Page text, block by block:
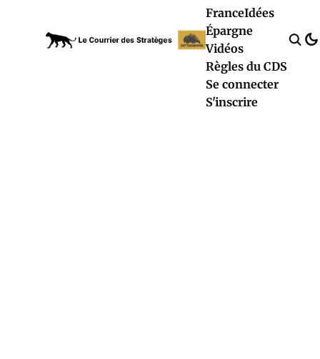
FranceIdées
Épargne
Vidéos
Règles du CDS
Se connecter
S'inscrire